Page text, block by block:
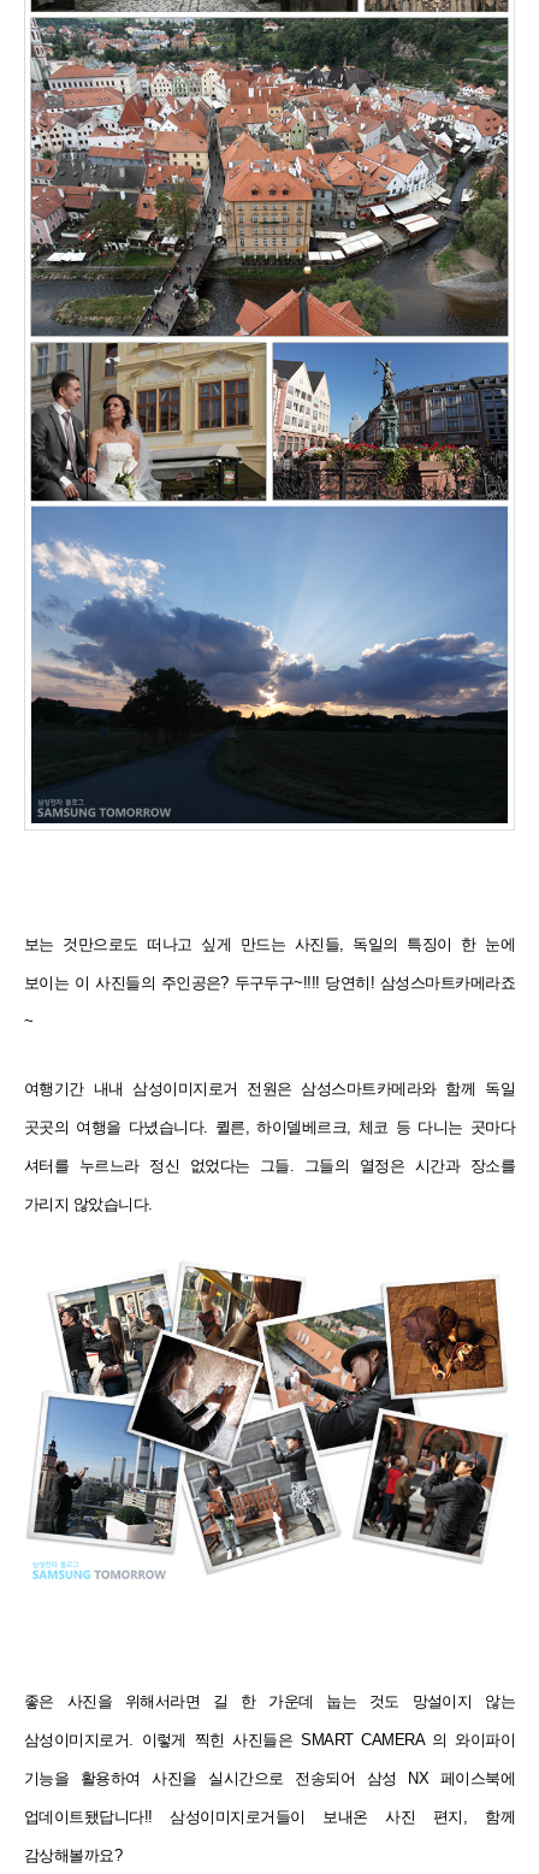
보는 것만으로도 떠나고 싶게 만드는 사진들, 독일의 특징이 한 눈에
보이는 이 사진들의 주인공은? 두구두구~!!!! 당연히! 삼성스마트카메라죠
~
여행기간 내내 삼성이미지로거 전원은 삼성스마트카메라와 함께 독일
곳곳의 여행을 다녔습니다. 퀼른, 하이델베르크, 체코 등 다니는 곳마다
셔터를 누르느라 정신 없었다는 그들. 그들의 열정은 시간과 장소를
가리지 않았습니다.
좋은 사진을 위해서라면 길 한 가운데 눕는 것도 망설이지 않는
삼성이미지로거. 이렇게 찍힌 사진들은 SMART CAMERA 의 와이파이
기능을 활용하여 사진을 실시간으로 전송되어 삼성 NX 페이스북에
업데이트됐답니다!! 삼성이미지로거들이 보내온 사진 편지, 함께
감상해볼까요?